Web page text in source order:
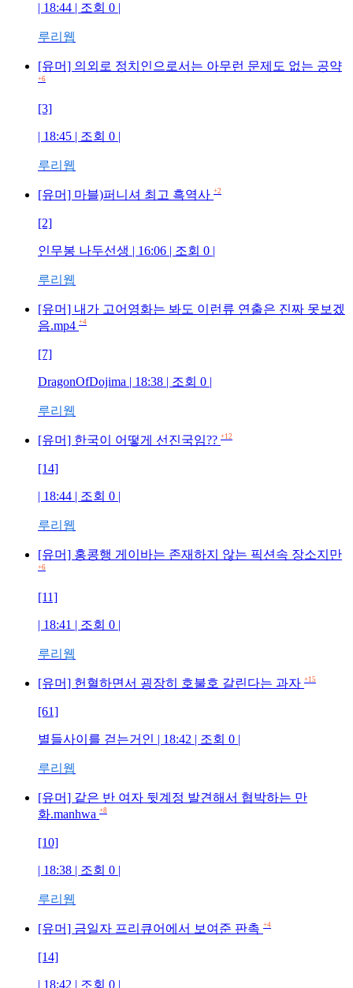
| 18:44 | 조회 0 |
루리웹
[유머] 의외로 정치인으로서는 아무런 문제도 없는 공약
+6
[3]
| 18:45 | 조회 0 |
루리웹
[유머] 마블)퍼니셔 최고 흑역사 +2
[2]
인무봉 나두선생 | 16:06 | 조회 0 |
루리웹
[유머] 내가 고어영화는 봐도 이런류 연출은 진짜 못보겠
음.mp4 +4
[7]
DragonOfDojima | 18:38 | 조회 0 |
루리웹
[유머] 한국이 어떻게 선진국임?? +12
[14]
| 18:44 | 조회 0 |
루리웹
[유머] 홍콩행 게이바는 존재하지 않는 픽션속 장소지만
+6
[11]
| 18:41 | 조회 0 |
루리웹
[유머] 헌혈하면서 굉장히 호불호 갈린다는 과자 +15
[61]
별들사이를 걷는거인 | 18:42 | 조회 0 |
루리웹
[유머] 같은 반 여자 뒷계정 발견해서 협박하는 만
화.manhwa +8
[10]
| 18:38 | 조회 0 |
루리웹
[유머] 금일자 프리큐어에서 보여준 판촉 +4
[14]
| 18:42 | 조회 0 |